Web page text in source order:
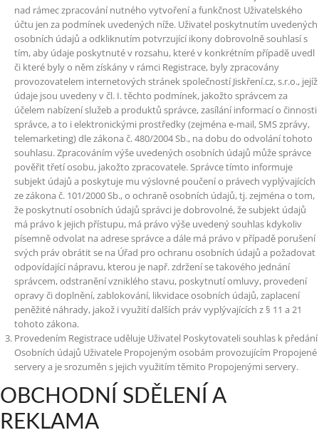
nad rámec zpracování nutného vytvoření a funkčnost Uživatelského
účtu jen za podmínek uvedených níže. Uživatel poskytnutím uvedených
osobních údajů a odkliknutím potvrzující ikony dobrovolně souhlasí s
tím, aby údaje poskytnuté v rozsahu, které v konkrétním případě uvedl
či které byly o něm získány v rámci Registrace, byly zpracovány
provozovatelem internetových stránek společností Jiskření.cz, s.r.o., jejíž
údaje jsou uvedeny v čl. I. těchto podmínek, jakožto správcem za
účelem nabízení služeb a produktů správce, zasílání informací o činnosti
správce, a to i elektronickými prostředky (zejména e-mail, SMS zprávy,
telemarketing) dle zákona č. 480/2004 Sb., na dobu do odvolání tohoto
souhlasu. Zpracováním výše uvedených osobních údajů může správce
pověřit třetí osobu, jakožto zpracovatele. Správce tímto informuje
subjekt údajů a poskytuje mu výslovné poučení o právech vyplývajících
ze zákona č. 101/2000 Sb., o ochraně osobních údajů, tj. zejména o tom,
že poskytnutí osobních údajů správci je dobrovolné, že subjekt údajů
má právo k jejich přístupu, má právo výše uvedený souhlas kdykoliv
písemně odvolat na adrese správce a dále má právo v případě porušení
svých práv obrátit se na Úřad pro ochranu osobních údajů a požadovat
odpovídající nápravu, kterou je např. zdržení se takového jednání
správcem, odstranění vzniklého stavu, poskytnutí omluvy, provedení
opravy či doplnění, zablokování, likvidace osobních údajů, zaplacení
peněžité náhrady, jakož i využití dalších práv vyplývajících z § 11 a 21
tohoto zákona.
Provedením Registrace uděluje Uživatel Poskytovateli souhlas k předání
Osobních údajů Uživatele Propojeným osobám provozujícím Propojené
servery a je srozuměn s jejich využitím těmito Propojenými servery.
OBCHODNÍ SDĚLENÍ A
REKLAMA